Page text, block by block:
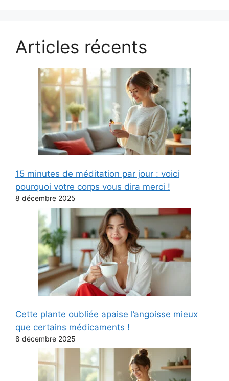
Articles récents
15 minutes de méditation par jour : voici
pourquoi votre corps vous dira merci !
8 décembre 2025
Cette plante oubliée apaise l’angoisse mieux
que certains médicaments !
8 décembre 2025